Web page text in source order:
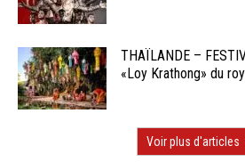
THAÏLANDE –
«Loy Krathong» du
Voir plus d'articles